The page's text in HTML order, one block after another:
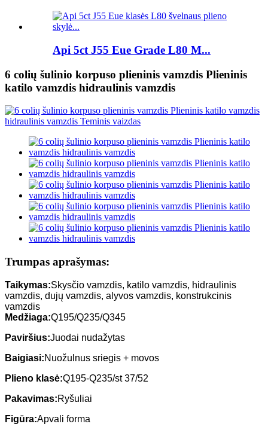
Api 5ct J55 Eue Grade L80 M...
6 colių šulinio korpuso plieninis vamzdis Plieninis
katilo vamzdis hidraulinis vamzdis
Trumpas aprašymas:
Taikymas:Skysčio vamzdis, katilo vamzdis, hidraulinis
vamzdis, dujų vamzdis, alyvos vamzdis, konstrukcinis
vamzdis
Medžiaga:Q195/Q235/Q345
Paviršius:Juodai nudažytas
Baigiasi:Nuožulnus sriegis + movos
Plieno klasė:Q195-Q235/st 37/52
Pakavimas:Ryšuliai
Figūra:Apvali forma